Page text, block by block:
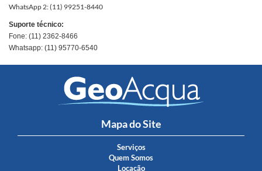
WhatsApp 2: (11) 99251-8440
Suporte técnico:
Fone: (11) 2362-8466
Whatsapp: (11) 95770-6540
Mapa do Site
Serviços
Quem Somos
Locação